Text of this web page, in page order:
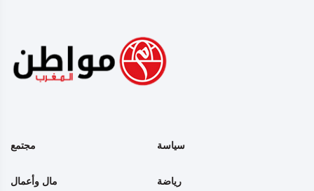
سياسة مجتمع
رياضة مال وأعمال